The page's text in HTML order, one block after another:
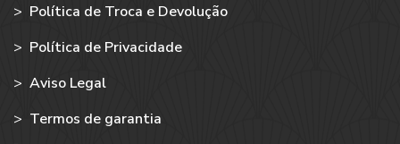
> Política de Troca e Devolução
> Política de Privacidade
> Aviso Legal
> Termos de garantia